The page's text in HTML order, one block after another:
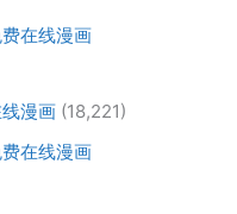
在线漫画
漫画 (18,221)
在线漫画